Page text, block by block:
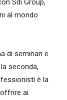
Sdi Group,
al mondo
di seminari e
seconda,
è la
ai